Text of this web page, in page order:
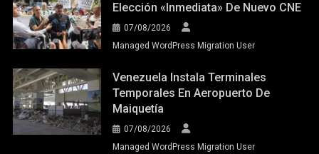
Elección «inmediata» De Nuevo CNE
07/08/2026
Managed WordPress Migration User
Venezuela Instala Terminales
Temporales En Aeropuerto De
Maiquetía
07/08/2026
Managed WordPress Migration User